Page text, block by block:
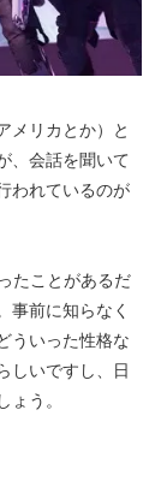
メリカとか）と
、会話を聞いて
われているのが
たことがあるだ
事前に知らなく
ういった性格な
しいですし、日
う。